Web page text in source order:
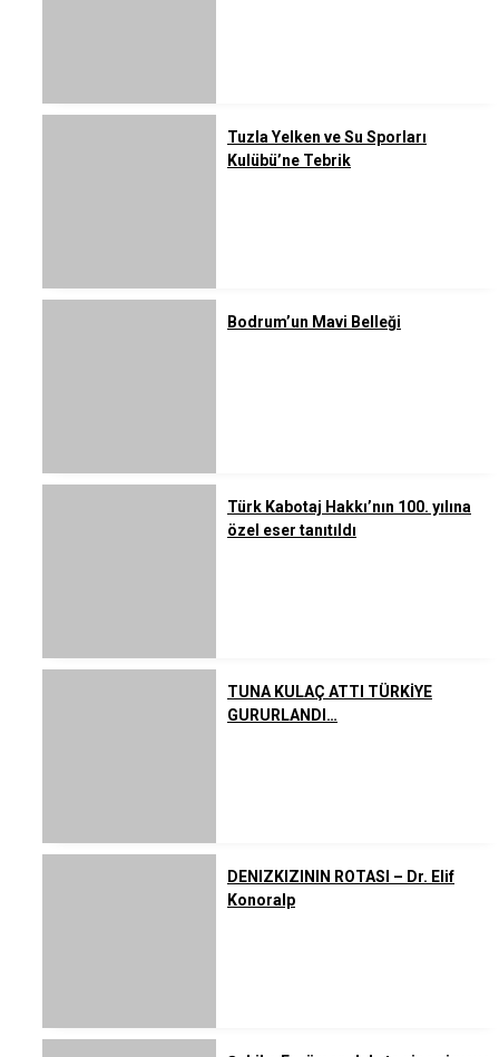
Tuzla Yelken ve Su Sporları
Kulübü’ne Tebrik
Bodrum’un Mavi Belleği
Türk Kabotaj Hakkı’nın 100. yılına
özel eser tanıtıldı
TUNA KULAÇ ATTI TÜRKİYE
GURURLANDI…
DENIZKIZININ ROTASI – Dr. Elif
Konoralp